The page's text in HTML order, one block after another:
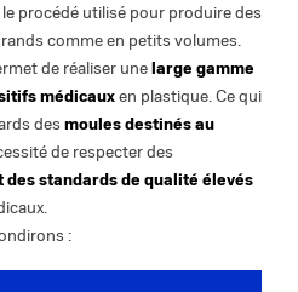
procédé utilisé pour produire des
comme en petits volumes.
de réaliser unelarge gamme
médicauxen plastique. Ce qui
des moules destinés au
de respecter des
standards de qualité élevés
: